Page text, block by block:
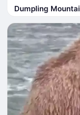
Dumpling